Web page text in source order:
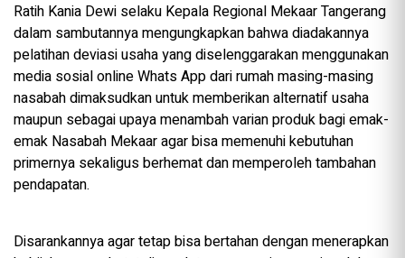
Ratih Kania Dewi selaku Kepala Regional Mekaar Tangerang
dalam sambutannya mengungkapkan bahwa diadakannya
pelatihan deviasi usaha yang diselenggarakan menggunakan
media sosial online Whats App dari rumah masing-masing
nasabah dimaksudkan untuk memberikan alternatif usaha
maupun sebagai upaya menambah varian produk bagi emak-
emak Nasabah Mekaar agar bisa memenuhi kebutuhan
primernya sekaligus berhemat dan memperoleh tambahan
pendapatan.
Disarankannya agar tetap bisa bertahan dengan menerapkan